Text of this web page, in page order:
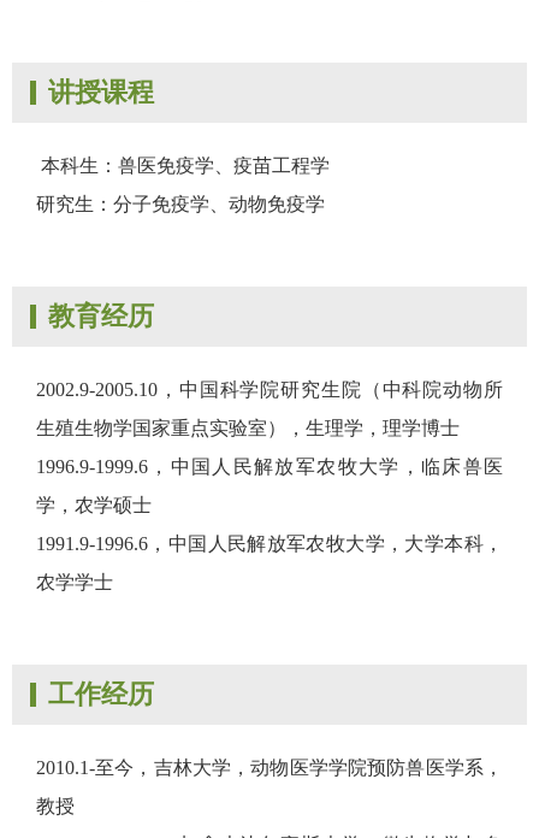
讲授课程
本科生：兽医免疫学、疫苗工程学
研究生：分子免疫学、动物免疫学
教育经历
2002.9-2005.10，中国科学院研究生院（中科院动物所
生殖生物学国家重点实验室），生理学，理学博士
1996.9-1999.6，中国人民解放军农牧大学，临床兽医
学，农学硕士
1991.9-1996.6，中国人民解放军农牧大学，大学本科，
农学学士
工作经历
2010.1-至今，吉林大学，动物医学学院预防兽医学系，
教授